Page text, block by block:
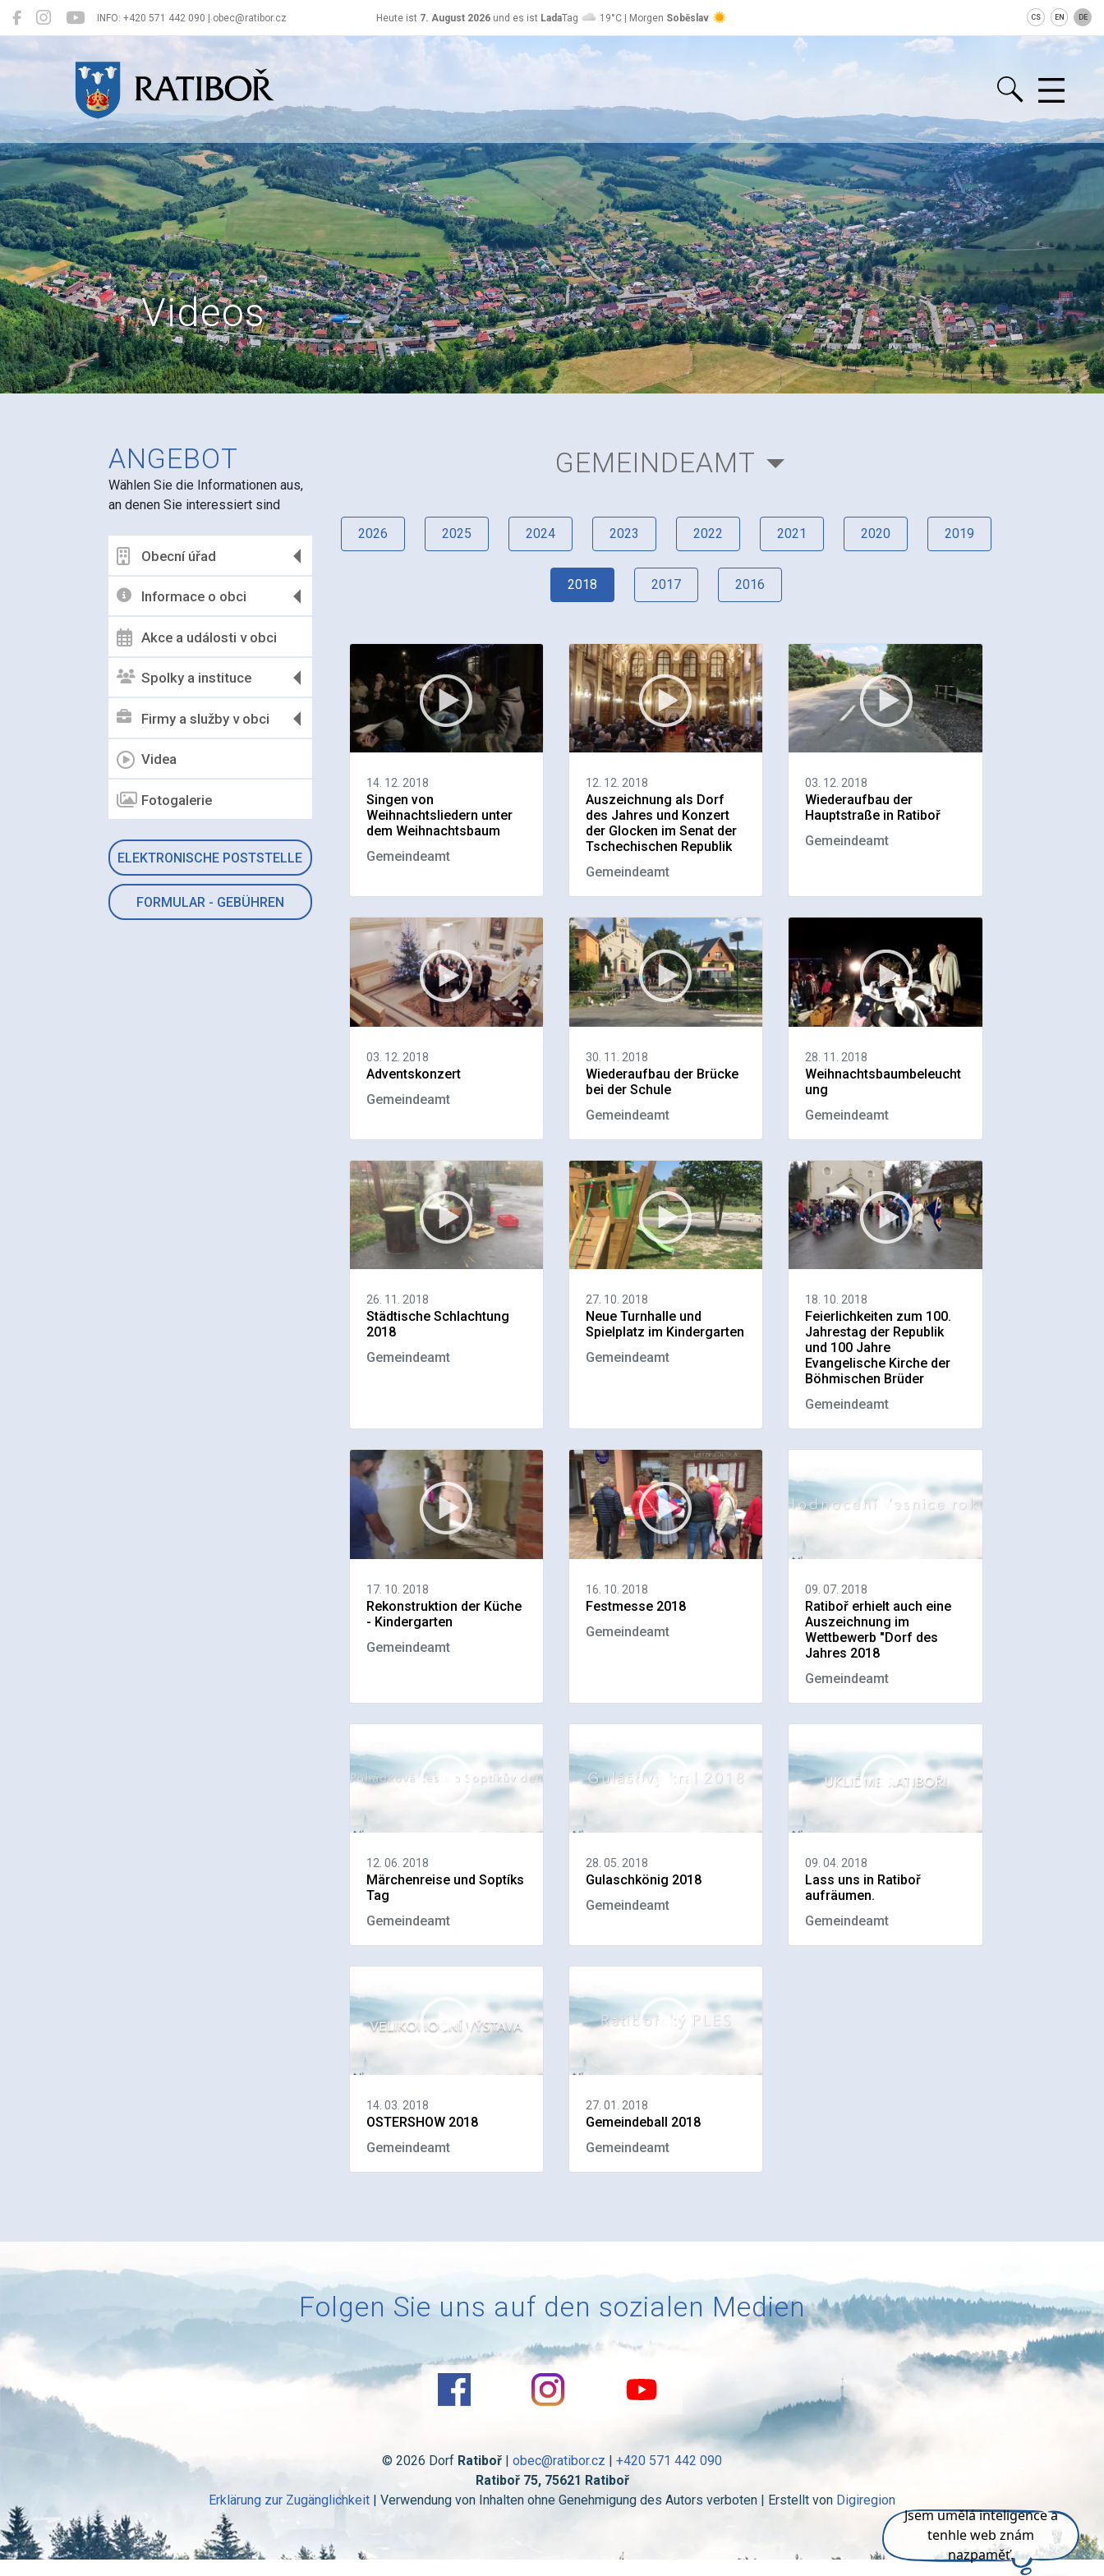
INFO: +420 571 442 090 | obec@ratibor.cz Heute ist 7. August 2026 und es ist LadaTag 19°C | Morgen Soběslav
24°C
CS EN DE
Ratiboř
Videos
ANGEBOT
Wählen Sie die Informationen aus,
an denen Sie interessiert sind
Obecní úřad
Informace o obci
Akce a události v obci
Spolky a instituce
Firmy a služby v obci
Videa
Fotogalerie
ELEKTRONISCHE POSTSTELLE
FORMULAR - GEBÜHREN
GEMEINDEAMT
2026 2025 2024 2023 2022 2021 2020 2019
2018 2017 2016
14. 12. 2018
Singen von
Weihnachtsliedern unter
dem Weihnachtsbaum
Gemeindeamt
12. 12. 2018
Auszeichnung als Dorf
des Jahres und Konzert
der Glocken im Senat der
Tschechischen Republik
Gemeindeamt
03. 12. 2018
Wiederaufbau der
Hauptstraße in Ratiboř
Gemeindeamt
03. 12. 2018
Adventskonzert
Gemeindeamt
30. 11. 2018
Wiederaufbau der Brücke
bei der Schule
Gemeindeamt
28. 11. 2018
Weihnachtsbaumbeleucht
ung
Gemeindeamt
26. 11. 2018
Städtische Schlachtung
2018
Gemeindeamt
27. 10. 2018
Neue Turnhalle und
Spielplatz im Kindergarten
Gemeindeamt
18. 10. 2018
Feierlichkeiten zum 100.
Jahrestag der Republik
und 100 Jahre
Evangelische Kirche der
Böhmischen Brüder
Gemeindeamt
17. 10. 2018
Rekonstruktion der Küche
- Kindergarten
Gemeindeamt
16. 10. 2018
Festmesse 2018
Gemeindeamt
09. 07. 2018
Ratiboř erhielt auch eine
Auszeichnung im
Wettbewerb "Dorf des
Jahres 2018
Gemeindeamt
12. 06. 2018
Märchenreise und Soptíks
Tag
Gemeindeamt
28. 05. 2018
Gulaschkönig 2018
Gemeindeamt
09. 04. 2018
Lass uns in Ratiboř
aufräumen.
Gemeindeamt
14. 03. 2018
OSTERSHOW 2018
Gemeindeamt
27. 01. 2018
Gemeindeball 2018
Gemeindeamt
Folgen Sie uns auf den sozialen Medien
© 2026 Dorf Ratiboř obec@ratibor.cz
+420 571 442 090
Ratiboř 75, 75621 Ratiboř
Erklärung zur Zugänglichkeit | Verwendung von Inhalten ohne Genehmigung des Autors verboten | Erstellt von Digiregion
Vyzkoušejte si mě.